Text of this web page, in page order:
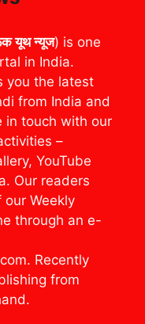
यूथ न्यूज) is one
in India.
you the latest
from India and
in touch with our
–
YouTube
Our readers
Weekly
through an e-
Recently
from